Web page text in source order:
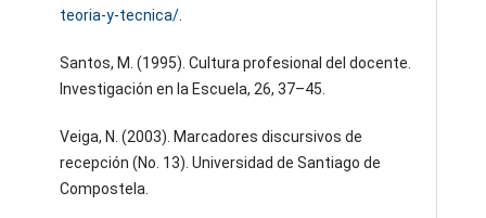
teoria-y-tecnica/.
Santos, M. (1995). Cultura profesional del docente.
Investigación en la Escuela, 26, 37–45.
Veiga, N. (2003). Marcadores discursivos de
recepción (No. 13). Universidad de Santiago de
Compostela.